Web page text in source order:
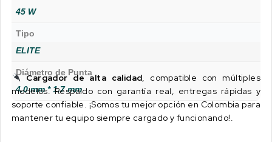
45 W
Tipo
ELITE
Diámetro de Punta
4.0 mm * 1.7 mm
Cargador de alta calidad, compatible con múltiples
modelos. Respaldo con garantía real, entregas rápidas y
soporte confiable. ¡Somos tu mejor opción en Colombia para
mantener tu equipo siempre cargado y funcionando!.